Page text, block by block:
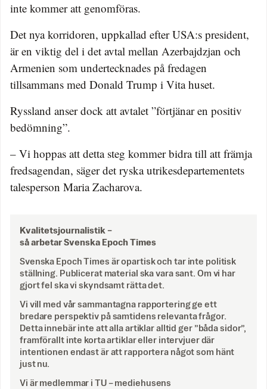
inte kommer att genomföras.
Det nya korridoren, uppkallad efter USA:s president,
är en viktig del i det avtal mellan Azerbajdzjan och
Armenien som undertecknades på fredagen
tillsammans med Donald Trump i Vita huset.
Ryssland anser dock att avtalet ”förtjänar en positiv
bedömning”.
– Vi hoppas att detta steg kommer bidra till att främja
fredsagendan, säger det ryska utrikesdepartementets
talesperson Maria Zacharova.
Kvalitetsjournalistik –
så arbetar Svenska Epoch Times
Svenska Epoch Times är opartisk och tar inte politisk
ställning. Publicerat material ska vara sant. Om vi har
gjort fel ska vi skyndsamt rätta det.
Vi vill med vår sammantagna rapportering ge ett
bredare perspektiv på samtidens relevanta frågor.
Detta innebär inte att alla artiklar alltid ger ”båda sidor”,
framförallt inte korta artiklar eller intervjuer där
intentionen endast är att rapportera något som hänt
just nu.
Vi är medlemmar i TU – mediehusens